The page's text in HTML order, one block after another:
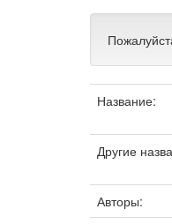
Название:
Другие
Авторы: